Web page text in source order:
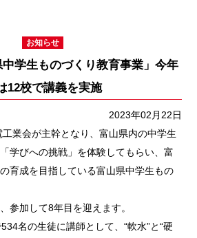
お知らせ
学生ものづくり教育事業」今年
12校で講義を実施
2023年02月22日
業会が主幹となり、富山県内の中学生
学びへの挑戦」を体験してもらい、富
育成を目指している富山県中学生もの
参加して8年目を迎えます。
名の生徒に講師として、“軟水”と“硬